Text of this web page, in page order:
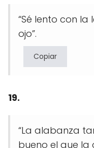
“Sé lento con
ojo”.
Copiar
19.
“La alabanza
bueno el que la